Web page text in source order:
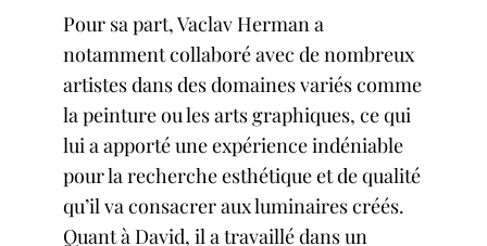
Pour sa part, Vaclav Herman a
notamment collaboré avec de nombreux
artistes dans des domaines variés comme
la peinture ou les arts graphiques, ce qui
lui a apporté une expérience indéniable
pour la recherche esthétique et de qualité
qu’il va consacrer aux luminaires créés.
Quant à David, il a travaillé dans un